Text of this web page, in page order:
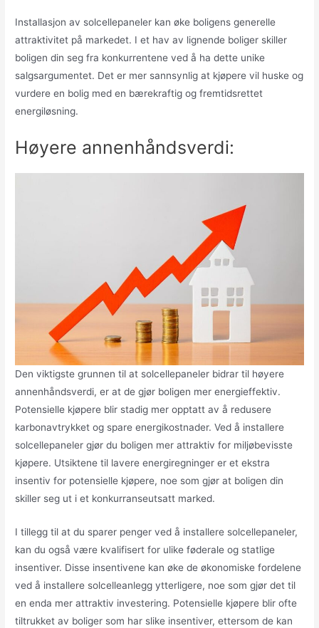
Installasjon av solcellepaneler kan øke boligens generelle
attraktivitet på markedet. I et hav av lignende boliger skiller
boligen din seg fra konkurrentene ved å ha dette unike
salgsargumentet. Det er mer sannsynlig at kjøpere vil huske og
vurdere en bolig med en bærekraftig og fremtidsrettet
energiløsning.
Høyere annenhåndsverdi:
Den viktigste grunnen til at solcellepaneler bidrar til høyere
annenhåndsverdi, er at de gjør boligen mer energieffektiv.
Potensielle kjøpere blir stadig mer opptatt av å redusere
karbonavtrykket og spare energikostnader. Ved å installere
solcellepaneler gjør du boligen mer attraktiv for miljøbevisste
kjøpere. Utsiktene til lavere energiregninger er et ekstra
insentiv for potensielle kjøpere, noe som gjør at boligen din
skiller seg ut i et konkurranseutsatt marked.
I tillegg til at du sparer penger ved å installere solcellepaneler,
kan du også være kvalifisert for ulike føderale og statlige
insentiver. Disse insentivene kan øke de økonomiske fordelene
ved å installere solcelleanlegg ytterligere, noe som gjør det til
en enda mer attraktiv investering. Potensielle kjøpere blir ofte
tiltrukket av boliger som har slike insentiver, ettersom de kan